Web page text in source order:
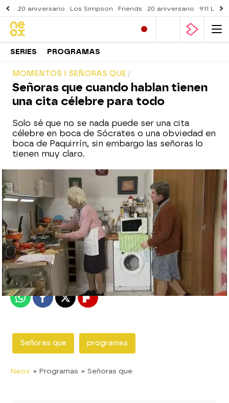
20 aniversario Los Simpson Friends 20 aniversario 911
SERIES PROGRAMAS
MOMENTOS I SEÑORAS QUE
Señoras que cuando hablan tienen
una cita célebre para todo
Solo sé que no se nada puede ser una cita
célebre en boca de Sócrates o una obviedad en
boca de Paquirrín, sin embargo las señoras lo
tienen muy claro.
neox
Madrid
Publicado: 05 de diciembre de 2012, 17:35
WhatsappFacebook
X Flipboard
Señoras que programas
Neox » Programas » Señoras que